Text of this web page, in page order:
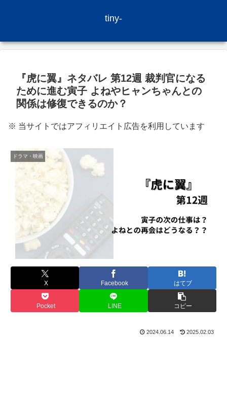
tiny-
『虎に翼』ネタバレ 第12週 裁判官になる
ために進む寅子 よねやヒャンちゃんとの
関係は修復できるのか？
※ 当サイトではアフィリエイト広告を利用しています
ドラマ・映画
X Facebook はてブ
Pocket LINE コピー
2024.06.14 2025.02.03